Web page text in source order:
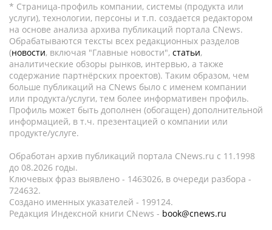
* Страница-профиль компании, системы (продукта или
услуги), технологии, персоны и т.п. создается редактором
на основе анализа архива публикаций портала CNews.
Обрабатываются тексты всех редакционных разделов
(новости, включая "Главные новости", статьи,
аналитические обзоры рынков, интервью, а также
содержание партнёрских проектов). Таким образом, чем
больше публикаций на CNews было с именем компании
или продукта/услуги, тем более информативен профиль.
Профиль может быть дополнен (обогащен) дополнительной
информацией, в т.ч. презентацией о компании или
продукте/услуге.
Обработан архив публикаций портала CNews.ru c 11.1998
до 08.2026 годы.
Ключевых фраз выявлено - 1463026, в очереди разбора -
724632.
Создано именных указателей - 199124.
Редакция Индексной книги CNews - book@cnews.ru